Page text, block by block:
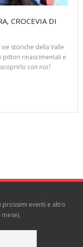
CROCEVIA DI
storiche della Valle
pittori rinascimentali e
con noi?
prossimi eventi e altro